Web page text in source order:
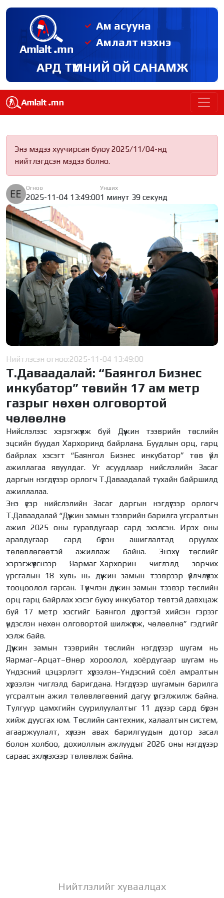
Ам асууна
Амлалт нэхнэ
АРД ТҮМНИЙ ОЙ САНАМЖ
Энэ мэдээ хуучирсан буюу 2025/11/04-нд
нийтлэгдсэн мэдээ болно.
Огноо
2025-11-04 13:49:00
Унших
1 минут 39 секунд
Нийтлэсэн огноо:2025-11-04 13:49:00
Т.Даваадалай: “Баянгол Бизнес
инкубатор” төвийн 17 ам метр
газрыг нөхөн олговортой
чөлөөлнө
Нийслэлээс хэрэгжүүлж буй Дүүжин тээврийн төслийн
эцсийн буудал Хархоринд байрлана. Буудлын орц, гарц
байрлах хэсэгт “Баянгол Бизнес инкубатор” төв үйл
ажиллагаа явуулдаг. Уг асуудлаар нийслэлийн Засаг
даргын нэгдүгээр орлогч Т.Даваадалай тухайн байршилд
ажиллалаа.
Энэ үеэр нийслэлийн Засаг даргын нэгдүгээр орлогч
Т.Даваадалай “Дүүжин замын тээврийн барилга угсралтын
ажил 2025 оны гуравдугаар сард эхэлсэн. Ирэх оны
аравдугаар сард бүрэн ашиглалтад оруулах
төлөвлөгөөтэй ажиллаж байна. Энэхүү төслийг
хэрэгжүүлснээр Яармаг-Хархорин чиглэлд зорчих
урсгалын 18 хувь нь дүүжин замын тээврээр үйлчлүүлэх
тооцоолол гарсан. Түүнчлэн дүүжин замын тээвэр төслийн
орц гарц байрлах хэсэг буюу инкубатор төвтэй давхцаж
буй 17 метр хэсгийг Баянгол дүүрэгтэй хийсэн гэрээг
үндэслэн нөхөн олговортой шилжүүлж, чөлөөлнө” гэдгийг
хэлж байв.
Дүүжин замын тээврийн төслийн нэгдүгээр шугам нь
Яармаг–Арцат–Өнөр хороолол, хоёрдугаар шугам нь
Үндэсний цэцэрлэгт хүрээлэн–Үндэсний соёл амралтын
хүрээлэн чиглэлд баригдана. Нэгдүгээр шугамын барилга
угсралтын ажил төлөвлөгөөний дагуу үргэлжилж байна.
Тулгуур цамхгийн суурилуулалтыг 11 дүгээр сард бүрэн
хийж дуусгах юм. Төслийн сантехник, халаалтын систем,
агааржуулалт, хүлээн авах барилгуудын дотор засал
болон холбоо, дохиоллын ажлуудыг 2026 оны нэгдүгээр
сараас эхлүүлэхээр төлөвлөж байна.
Нийтлэлийг хуваалцах